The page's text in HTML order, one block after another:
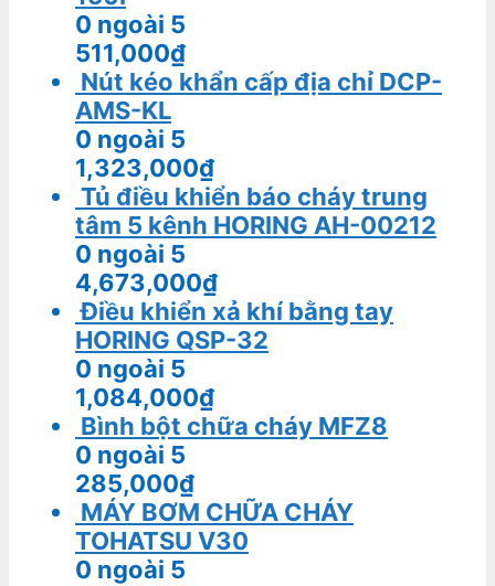
0 ngoài 5
511,000₫
Nút kéo khẩn cấp địa chỉ DCP-
AMS-KL
0 ngoài 5
1,323,000₫
Tủ điều khiển báo cháy trung
tâm 5 kênh HORING AH-00212
0 ngoài 5
4,673,000₫
Điều khiển xả khí bằng tay
HORING QSP-32
0 ngoài 5
1,084,000₫
Bình bột chữa cháy MFZ8
0 ngoài 5
285,000₫
MÁY BƠM CHỮA CHÁY
TOHATSU V30
0 ngoài 5